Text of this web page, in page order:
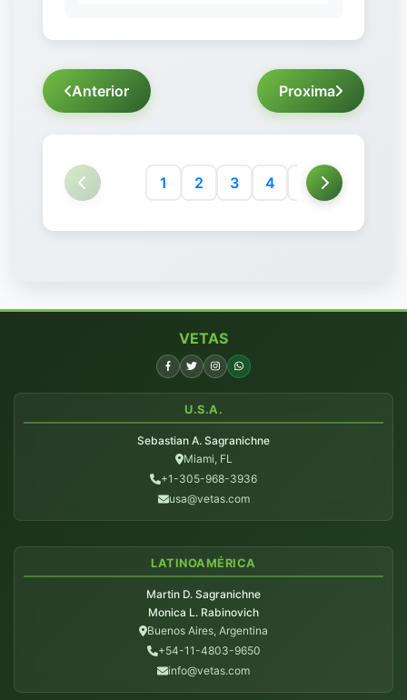
Anterior Proxima
1 2 3 4 5 6
VETAS
U.S.A.
Sebastian A. Sagranichne
Miami, FL
+1-305-968-3936
usa@vetas.com
LATINOAMÉRICA
Martin D. Sagranichne
Monica L. Rabinovich
Buenos Aires, Argentina
+54-11-4803-9650
info@vetas.com